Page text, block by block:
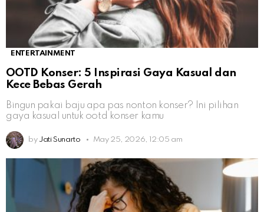
ENTERTAINMENT
OOTD Konser: 5 Inspirasi Gaya Kasual dan
Kece Bebas Gerah
Bingun pakai baju apa pas nonton konser? Ini pilihan
gaya kasual untuk ootd konser kamu
by Jati Sunarto May 25, 2026, 12:05 am